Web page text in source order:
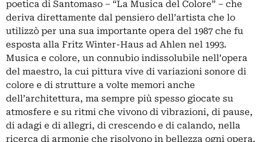
poetica di Santomaso – “La Musica del Colore” – che
deriva direttamente dal pensiero dell’artista che lo
utilizzò per una sua importante opera del 1987 che fu
esposta alla Fritz Winter-Haus ad Ahlen nel 1993.
Musica e colore, un connubio indissolubile nell’opera
del maestro, la cui pittura vive di variazioni sonore di
colore e di strutture a volte memori anche
dell’architettura, ma sempre più spesso giocate su
atmosfere e su ritmi che vivono di vibrazioni, di pause,
di adagi e di allegri, di crescendo e di calando, nella
ricerca di armonie che risolvono in bellezza ogni opera.